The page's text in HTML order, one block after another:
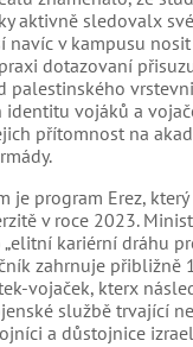
aktivně sledovalx
navíc v kampusu
dotazovaní
palestinského
vojáků a
přítomnost na
je program Erez,
v roce 2023.
kariérní dráhu
zahrnuje přibližně
vojaček, kterx
službě trvající
a důstojnice